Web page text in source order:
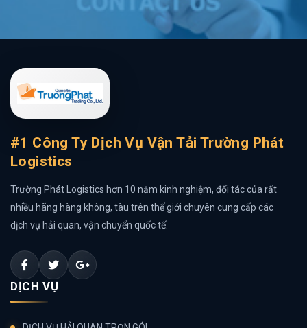
#1 Công Ty Dịch Vụ Vận Tải Trường Phát
Logistics
Trường Phát Logistics hơn 10 năm kinh nghiệm, đối tác của rất
nhiều hãng hàng không, tàu trên thế giới chuyên cung cấp các
dịch vụ hải quan, vận chuyển quốc tế.
DỊCH VỤ